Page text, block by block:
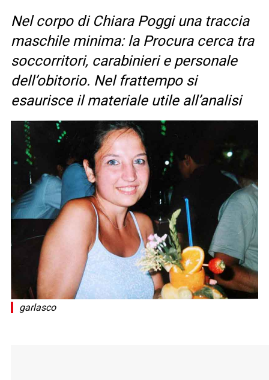
Nel corpo di Chiara Poggi una traccia
maschile minima: la Procura cerca tra
soccorritori, carabinieri e personale
dell’obitorio. Nel frattempo si
esaurisce il materiale utile all’analisi
garlasco